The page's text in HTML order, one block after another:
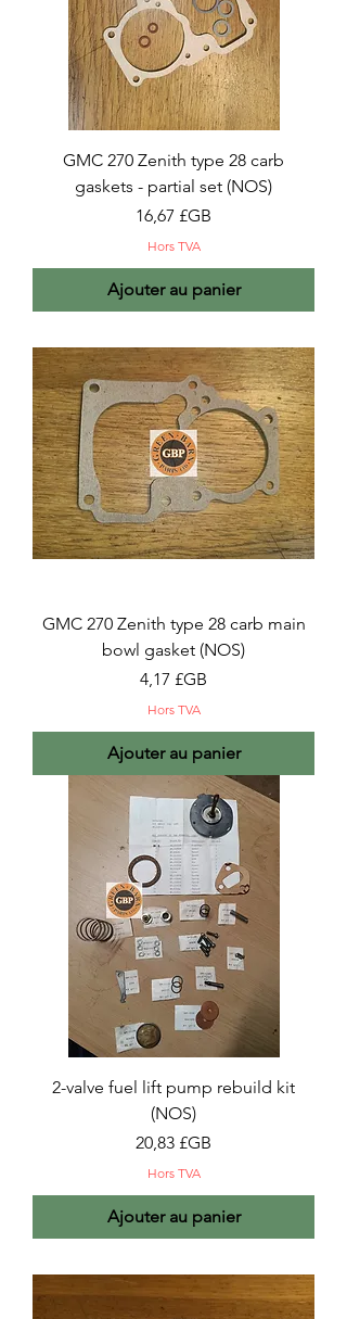
GMC 270 Zenith type 28 carb
gaskets - partial set (NOS)
Prix
16,67 £GB
Hors TVA
Ajouter au panier
GMC 270 Zenith type 28 carb main
bowl gasket (NOS)
Prix
4,17 £GB
Hors TVA
Ajouter au panier
2-valve fuel lift pump rebuild kit
(NOS)
Prix
20,83 £GB
Hors TVA
Ajouter au panier